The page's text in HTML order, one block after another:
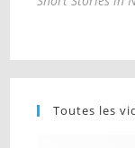
Toutes les